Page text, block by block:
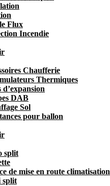
Flux
Incendie
Chaufferie
Thermiques
d’expansion
DAB
Sol
pour ballon
split
de mise en route climatisation
split